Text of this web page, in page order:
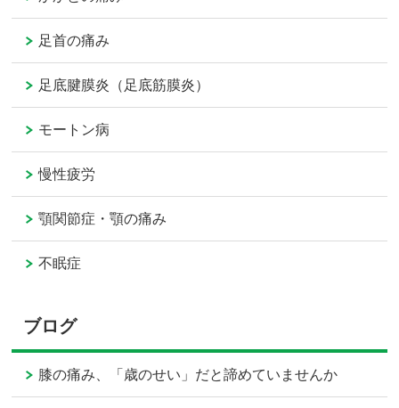
足首の痛み
足底腱膜炎（足底筋膜炎）
モートン病
慢性疲労
顎関節症・顎の痛み
不眠症
ブログ
膝の痛み、「歳のせい」だと諦めていませんか